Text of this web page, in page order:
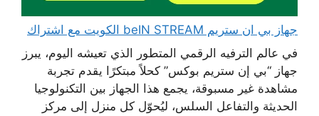
جهاز بي ان ستريم beIN STREAM الكويت مع اشتراك
في عالم الترفيه الرقمي المتطور الذي تعيشه اليوم، يبرز
جهاز “بي إن ستريم بوكس” كحلاً مبتكرًا يقدم تجربة
مشاهدة غير مسبوقة، يجمع هذا الجهاز بين التكنولوجيا
الحديثة والتفاعل السلس، ليُحوّل كل منزل إلى مركز